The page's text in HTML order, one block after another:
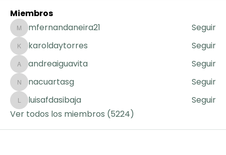
Miembros
mfernandaneira21
mfernandaneira21 Seguir
karoldaytorres
karoldaytorres Seguir
andreaiguavita
andreaiguavita Seguir
nacuartasg
nacuartasg Seguir
luisafdasibaja
luisafdasibaja
Seguir
Ver todos los miembros (5224)